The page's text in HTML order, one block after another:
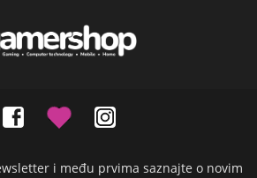
i među prvima saznajte o novim